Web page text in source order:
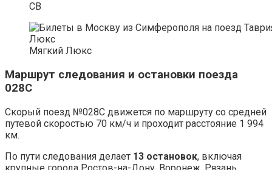
СВ
Мягкий Люкс
Маршрут следования и остановки поезда
028С
Скорый поезд №028С движется по маршруту со средней
путевой скоростью 70 км/ч и проходит расстояние 1 994
км.
По пути следования делает 13 остановок, включая